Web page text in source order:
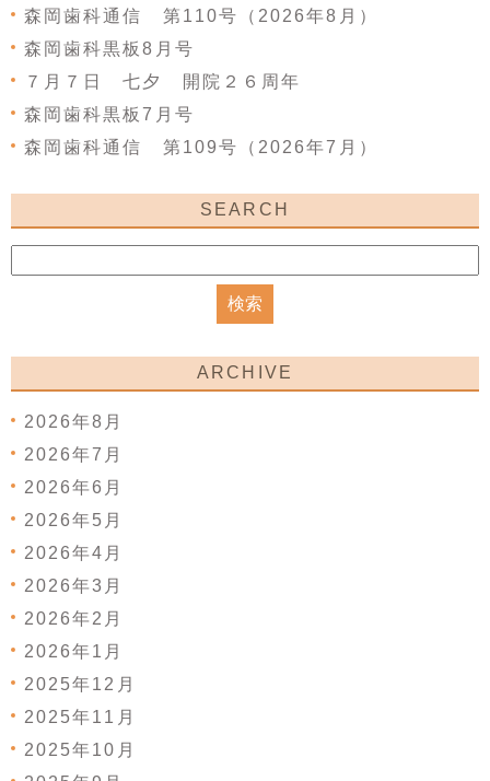
森岡歯科通信 第110号（2026年8月）
森岡歯科黒板8月号
７月７日 七夕 開院２６周年
森岡歯科黒板7月号
森岡歯科通信 第109号（2026年7月）
SEARCH
ARCHIVE
2026年8月
2026年7月
2026年6月
2026年5月
2026年4月
2026年3月
2026年2月
2026年1月
2025年12月
2025年11月
2025年10月